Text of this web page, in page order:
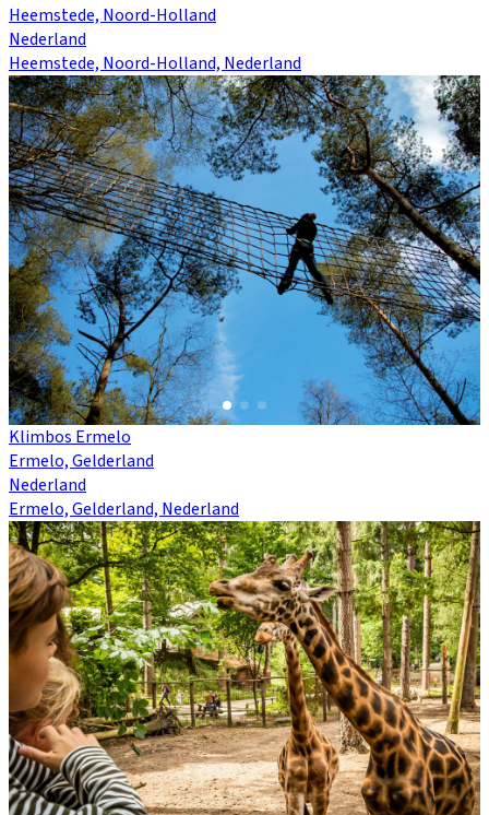
Heemstede, Noord-Holland
Nederland
Heemstede, Noord-Holland, Nederland
Klimbos Ermelo
Ermelo, Gelderland
Nederland
Ermelo, Gelderland, Nederland